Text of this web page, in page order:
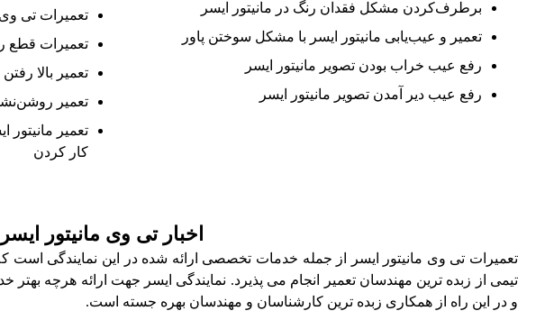
برطرف‌کردن مشکل فقدان رنگ در مانیتور ایسر
تعمیر و عیب‌یابی مانیتور ایسر با مشکل سوختن پاور
رفع عیب خراب بودن تصویر مانیتور ایسر
رفع عیب دیر آمدن تصویر مانیتور ایسر
تعمیرات تی
تعمیرات قطع
تعمیر بالا
تعمیر
تعمیر
کار کردن
اخبار تی وی مانیتور
تعمیرات تی وی مانیتور ایسر از جمله خدمات تخصصی ارائه شده در این نمایندگی است
تیمی از زبده ترین مهندسان تعمیر انجام می پذیرد. نمایندگی ایسر جهت ارائه هرچه
و در این راه از همکاری زبده ترین کارشناسان و مهندسان بهره جسته است.